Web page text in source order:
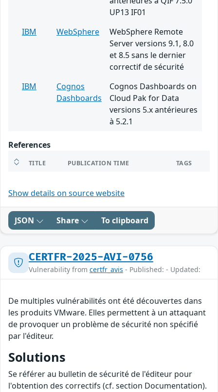
UP13 IF01
IBM
WebSphere
WebSphere Remote
Server versions 9.1, 8.0
et 8.5 sans le dernier
correctif de sécurité
IBM
Cognos
Dashboards
Cognos Dashboards on
Cloud Pak for Data
versions 5.x antérieures
à 5.2.1
References
TITLE PUBLICATION TIME TAGS
Show details on source website
JSON Share To clipboard
CERTFR-2025-AVI-0756
Vulnerability from certfr_avis - Published: - Updated:
De multiples vulnérabilités ont été découvertes dans
les produits VMware. Elles permettent à un attaquant
de provoquer un problème de sécurité non spécifié
par l'éditeur.
Solutions
Se référer au bulletin de sécurité de l'éditeur pour
l'obtention des correctifs (cf. section Documentation).